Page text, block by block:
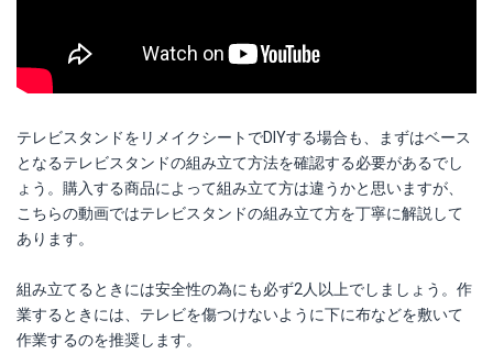
テレビスタンドをリメイクシートでDIYする場合も、まずはベース
となるテレビスタンドの組み立て方法を確認する必要があるでし
ょう。購入する商品によって組み立て方は違うかと思いますが、
こちらの動画ではテレビスタンドの組み立て方を丁寧に解説して
あります。
組み立てるときには安全性の為にも必ず2人以上でしましょう。作
業するときには、テレビを傷つけないように下に布などを敷いて
作業するのを推奨します。